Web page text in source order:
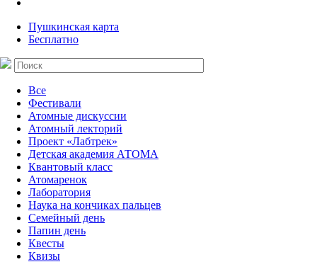
Пушкинская карта
Бесплатно
Все
Фестивали
Атомные дискуссии
Атомный лекторий
Проект «Лабтрек»
Детская академия АТОМА
Квантовый класс
Атомаренок
Лаборатория
Наука на кончиках пальцев
Семейный день
Папин день
Квесты
Квизы